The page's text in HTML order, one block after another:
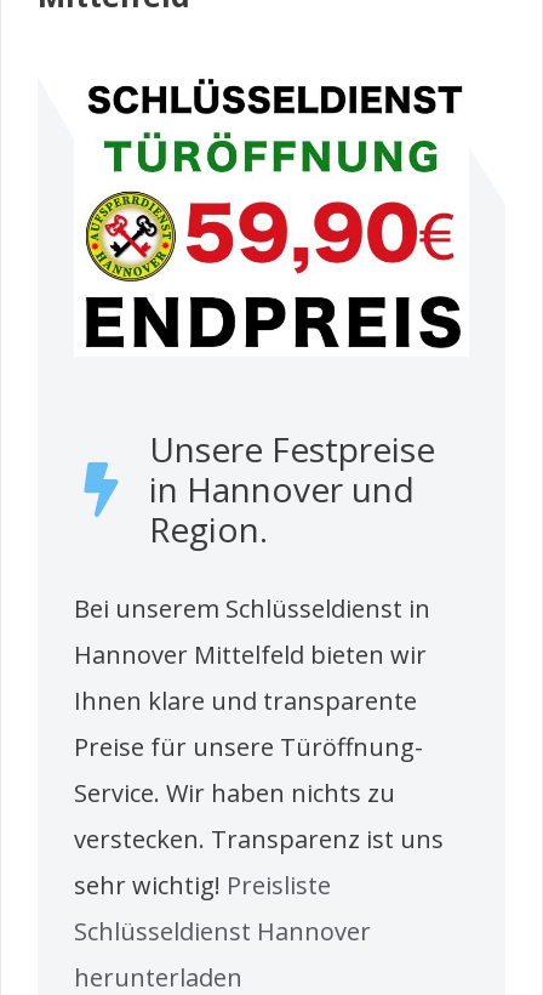
Unsere Festpreise
in Hannover und
Region.
Bei unserem Schlüsseldienst in
Hannover Mittelfeld bieten wir
Ihnen klare und transparente
Preise für unsere Türöffnung-
Service. Wir haben nichts zu
verstecken. Transparenz ist uns
sehr wichtig! Preisliste
Schlüsseldienst Hannover
herunterladen